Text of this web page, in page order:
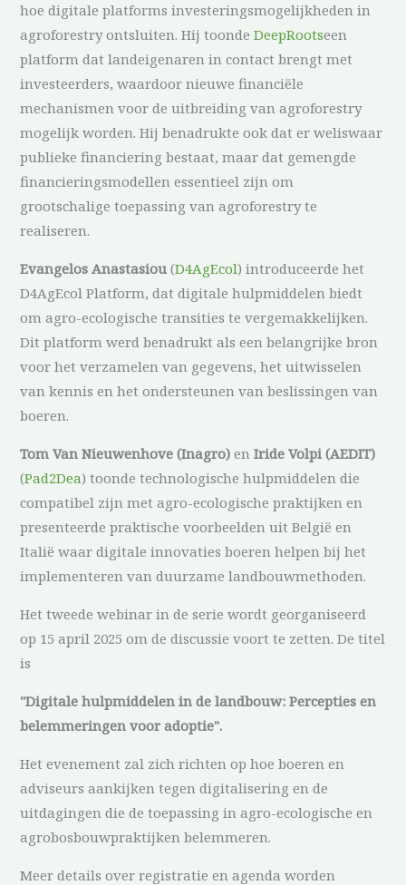
hoe digitale platforms investeringsmogelijkheden in
agroforestry ontsluiten. Hij toondeDeepRootseen
platform dat landeigenaren in contact brengt met
investeerders, waardoor nieuwe financiële
mechanismen voor de uitbreiding van agroforestry
mogelijk worden. Hij benadrukte ook dat er weliswaar
publieke financiering bestaat, maar dat gemengde
financieringsmodellen essentieel zijn om
grootschalige toepassing van agroforestry te
realiseren.
Evangelos Anastasiou (D4AgEcol) introduceerde het
D4AgEcol Platform, dat digitale hulpmiddelen biedt
om agro-ecologische transities te vergemakkelijken.
Dit platform werd benadrukt als een belangrijke bron
voor het verzamelen van gegevens, het uitwisselen
van kennis en het ondersteunen van beslissingen van
boeren.
Tom Van Nieuwenhove (Inagro) enIride Volpi (AEDIT)
(Pad2Dea) toonde technologische hulpmiddelen die
compatibel zijn met agro-ecologische praktijken en
presenteerde praktische voorbeelden uit België en
Italië waar digitale innovaties boeren helpen bij het
implementeren van duurzame landbouwmethoden.
Het tweede webinar in de serie wordt georganiseerd
op 15 april 2025 om de discussie voort te zetten. De titel
is
"Digitale hulpmiddelen in de landbouw: Percepties en
belemmeringen voor adoptie".
Het evenement zal zich richten op hoe boeren en
adviseurs aankijken tegen digitalisering en de
uitdagingen die de toepassing in agro-ecologische en
agrobosbouwpraktijken belemmeren.
Meer details over registratie en agenda worden